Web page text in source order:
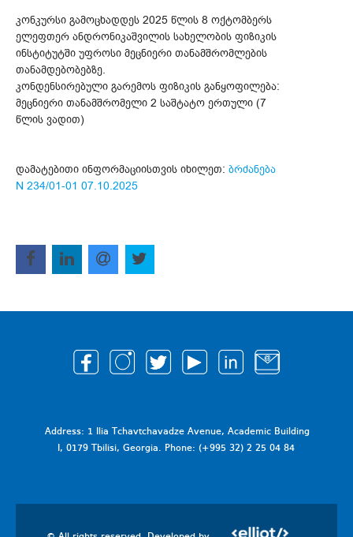
კონკურსი გამოცხადდეს 2025 წლის 8 ოქტომბერს
ელეფთერ ანდრონიკაშვილის სახელობის ფიზიკის
ინსტიტუტში უფროსი მეცნიერი თანამშრომლების
თანამდებობებზე.
კონდენსირებული გარემოს ფიზიკის განყოფილება:
მეცნიერი თანამშრომელი 2 საშტატო ერთული (7
წლის ვადით)
დამატებითი ინფორმაციისთვის იხილეთ: ბრძანება
N 234/01-01 07.10.2025
Address: 1 Ilia Tchavtchavadze Avenue, Academic Building
I, 0179 Tbilisi, Georgia. Phone: (+995 32) 2 25 04 84